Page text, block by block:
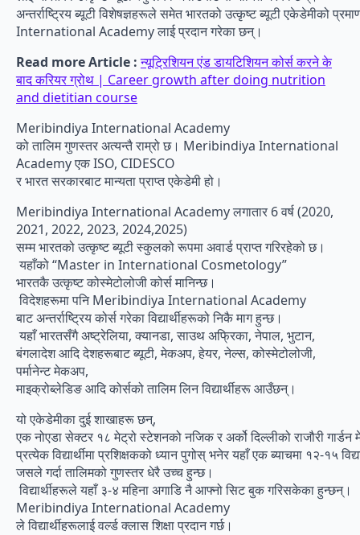
अन्तर्राष्ट्रिय ब्यूटी विशेषज्ञहरूले समेत भारतको उत्कृष्ट ब्यूटी एकेडेमीको
International Academy लाई प्रदान गरेका छन्।
Read more Article : न्यूट्रिशियन एंड डायटिशियन कोर्स करने के
बाद करियर ग्रोथ | Career growth after doing nutrition
and dietitian course
Meribindiya International Academy
को तालिम गुणस्तर अत्यन्तै राम्रो छ। Meribindiya International
Academy एक ISO, CIDESCO
र भारत सरकारबाट मान्यता प्राप्त एकेडेमी हो।
Meribindiya International Academy लगातार 6 वर्ष (2020,
2021, 2022, 2023, 2024,2025)
सम्म भारतको उत्कृष्ट ब्यूटी स्कुलको रूपमा अवार्ड प्राप्त गरिरहेको छ।
यहाँको “Master in International Cosmetology”
भारतकै उत्कृष्ट कोस्मेटोलोजी कोर्स मानिन्छ।
विदेशहरूमा पनि Meribindiya International Academy
बाट अन्तर्राष्ट्रिय कोर्स गरेका विद्यार्थीहरूको निकै माग हुन्छ।
यहाँ भारतसँगै अष्ट्रेलिया, क्यानडा, साउथ अफ्रिका, नेपाल, भुटान,
बंगलादेश आदि देशहरूबाट ब्यूटी, मेकअप, हेयर, नेल्स, कोस्मेटोलोजी,
पर्मानेन्ट मेकअप,
माइक्रोब्लेडिङ आदि कोर्सको तालिम लिन विद्यार्थीहरू आउँछन्।
यो एकेडेमीका दुई शाखाहरू छन्,
एक नोएडा सेक्टर १८ मेट्रो स्टेशनको नजिक र अर्को दिल्लीको राजौरी
प्रत्येक विद्यार्थीमा प्रशिक्षकको ध्यान पुगोस् भनेर यहाँ एक ब्याचमा १२-१५
जसले गर्दा तालिमको गुणस्तर धेरै उच्च हुन्छ।
विद्यार्थीहरूले यहाँ ३-४ महिना अगाडि नै आफ्नो सिट बुक गरिसकेका हुन्छन्।
Meribindiya International Academy
ले विद्यार्थीहरूलाई वर्ल्ड क्लास शिक्षा प्रदान गर्छ।